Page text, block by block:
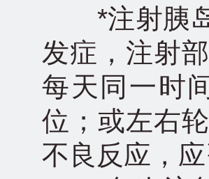
*注射胰岛
发症，注射
每天同一时
位；或左右
不良反应，